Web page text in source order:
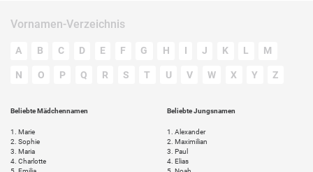
Vornamen-Verzeichnis
A B C D E F G H I J K L M
N O P Q R S T U V W X Y Z
Beliebte Mädchennamen
1.
Marie
2. Sophie
3. Maria
4. Charlotte
Beliebte Jungsnamen
1.
Alexander
2. Maximilian
3. Paul
4. Elias